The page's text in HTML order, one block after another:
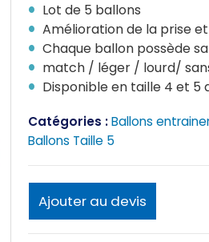
Lot de 5 ballons
Amélioration de la prise
Chaque ballon possède
match / léger / lourd/
Disponible en taille 4 et 5
Catégories :Ballons
Ballons Taille 5
Ajouter au devis